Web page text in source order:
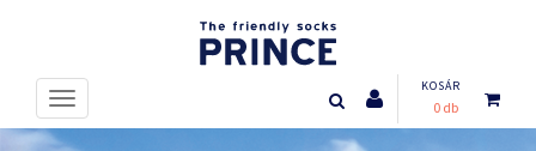
KOSÁR
0 db